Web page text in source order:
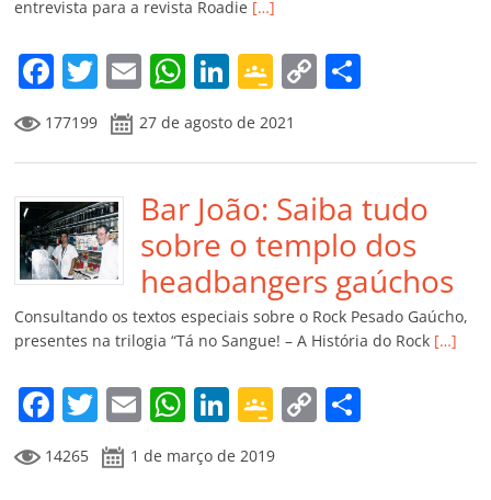
o
m
entrevista para a revista Roadie […]
F
a
c
e
b
o
o
k
T
w
itt
er
E
m
ai
l
W
at
s
A
p
p
Li
n
k
e
dI
n
G
o
o
gl
e
Cl
a
ss
ro
o
m
C
y
Li
n
k
p
ar
til
h
ar
177199 27 de agosto de 2021
Bar João: Saiba tudo
sobre o templo dos
headbangers gaúchos
Consultando os textos especiais sobre o Rock Pesado Gaúcho,
presentes na trilogia “Tá no Sangue! – A História do Rock […]
F
a
c
T
w
itt
E
m
ai
W
at
Li
n
k
G
o
o
C
14265 1 de março de 2019